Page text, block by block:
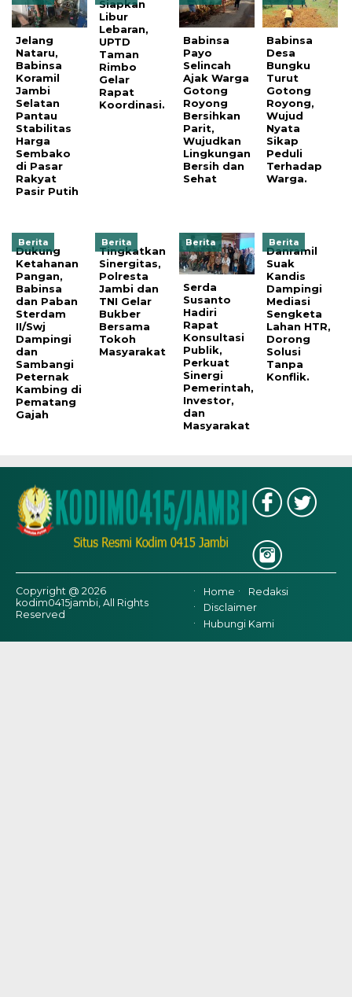
Jelang
Nataru,
Babinsa
Koramil
Jambi
Selatan
Pantau
Stabilitas
Harga
Sembako
di Pasar
Rakyat
Pasir Putih
Siapkan
Libur
Lebaran,
UPTD
Taman
Rimbo
Gelar
Rapat
Koordinasi.
Babinsa
Payo
Selincah
Ajak Warga
Gotong
Royong
Bersihkan
Parit,
Wujudkan
Lingkungan
Bersih dan
Sehat
Babinsa
Desa
Bungku
Turut
Gotong
Royong,
Wujud
Nyata
Sikap
Peduli
Terhadap
Warga.
Berita
Dukung
Ketahanan
Pangan,
Babinsa
dan Paban
Sterdam
II/Swj
Dampingi
dan
Sambangi
Peternak
Kambing di
Pematang
Gajah
Berita
Tingkatkan
Sinergitas,
Polresta
Jambi dan
TNI Gelar
Bukber
Bersama
Tokoh
Masyarakat
Berita
Serda
Susanto
Hadiri
Rapat
Konsultasi
Publik,
Perkuat
Sinergi
Pemerintah,
Investor,
dan
Masyarakat
Berita
Danramil
Suak
Kandis
Dampingi
Mediasi
Sengketa
Lahan HTR,
Dorong
Solusi
Tanpa
Konflik.
Copyright @ 2026
kodim0415jambi, All Rights
Reserved
Home
Redaksi
Disclaimer
Hubungi Kami